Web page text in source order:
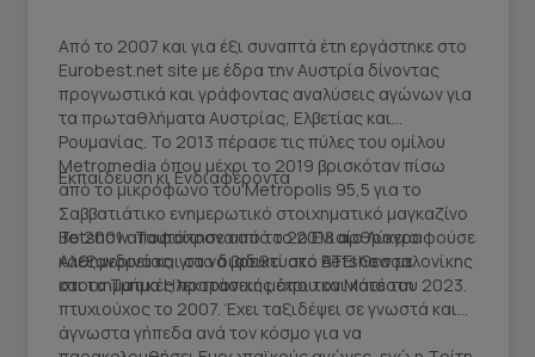
Από το 2007 και για έξι συναπτά έτη εργάστηκε στο
Eurobest.net site με έδρα την Αυστρία δίνοντας
προγνωστικά και γράφοντας αναλύσεις αγώνων για
τα πρωταθλήματα Αυστρίας, Ελβετίας και
Ρουμανίας. Το 2013 πέρασε τις πύλες του ομίλου
Metromedia όπου μέχρι το 2019 βρισκόταν πίσω
από το μικρόφωνο του Metropolis 95,5 για το
Σαββατιάτικο ενημερωτικό στοιχηματικό μαγκαζίνο
Betshow. Ταυτόχρονα από το 2018 αρθρογραφούσε
καθημερινά και στο διαδικτυακό Betshow με
στοιχηματικές προτάσεις μέχρι τον Μάιο του 2023.
Εκπαίδευση κι Ενδιαφέροντα
Το 2001 αποφοίτησε από το 2ο Ενιαίο Λύκειο
Αλεξανδρείας, για να βρεθεί στο ΑΤΕΙ Θεσσαλονίκης
και το Τμήμα Ηλεκτρονικής όπου και κατέστη
πτυχιούχος το 2007. Έχει ταξιδέψει σε γνωστά και
άγνωστα γήπεδα ανά τον κόσμο για να